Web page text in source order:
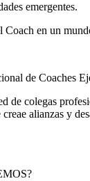
emergentes.
Coach en un
de Coaches
de colegas
alianzas y